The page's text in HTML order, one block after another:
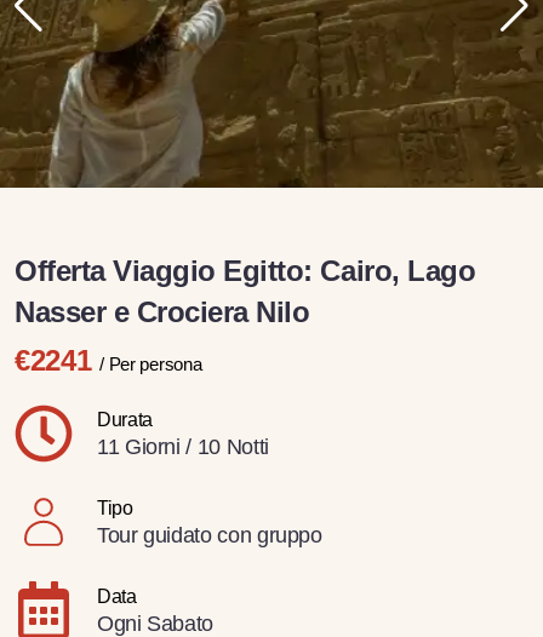
Offerta Viaggio Egitto: Cairo, Lago
Nasser e Crociera Nilo
€2241/ Per persona
Durata
11 Giorni / 10 Notti
Tipo
Tour guidato con gruppo
Data
Ogni Sabato